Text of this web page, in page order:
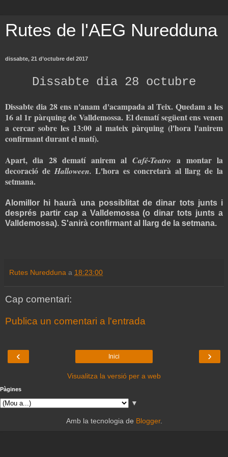
Rutes de l'AEG Nuredduna
dissabte, 21 d’octubre del 2017
Dissabte dia 28 octubre
Dissabte dia 28 ens n'anam d'acampada al Teix. Quedam a les
16 al 1r pàrquing de Valldemossa. El dematí següent ens venen
a cercar sobre les 13:00 al mateix pàrquing (l'hora l'anirem
confirmant durant el matí).
Apart, dia 28 dematí anirem al Café-Teatro a montar la
decoració deHalloween.L'hora es concretarà al llarg de la
setmana.
Alomillor hi haurà una possiblitat de dinar tots junts i
després partir cap a Valldemossa (o dinar tots junts a
Valldemossa). S'anirà confirmant al llarg de la setmana.
Rutes Nuredduna a 18:23:00
Cap comentari:
Publica un comentari a l'entrada
‹ ›
Inici
Visualitza la versió per a web
Pàgines
▼
Amb la tecnologia de Blogger.